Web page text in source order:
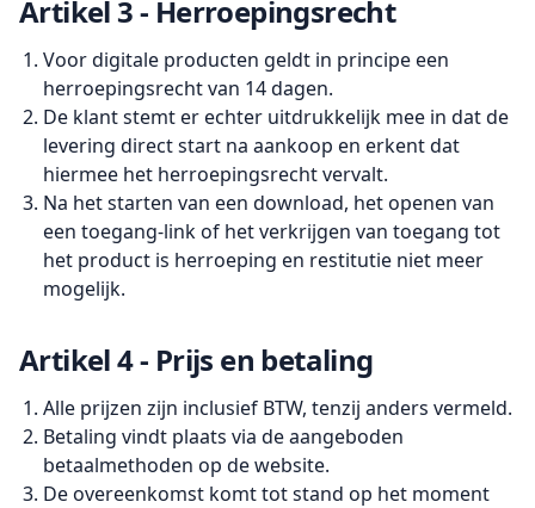
Artikel 3 - Herroepingsrecht
Voor digitale producten geldt in principe een
herroepingsrecht van 14 dagen.
De klant stemt er echter uitdrukkelijk mee in dat de
levering direct start na aankoop en erkent dat
hiermee het herroepingsrecht vervalt.
Na het starten van een download, het openen van
een toegang-link of het verkrijgen van toegang tot
het product is herroeping en restitutie niet meer
mogelijk.
Artikel 4 - Prijs en betaling
Alle prijzen zijn inclusief BTW, tenzij anders vermeld.
Betaling vindt plaats via de aangeboden
betaalmethoden op de website.
De overeenkomst komt tot stand op het moment